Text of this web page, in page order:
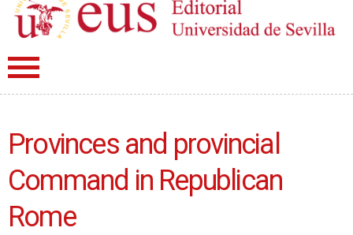
Provinces and provincial
Command in Republican
Rome